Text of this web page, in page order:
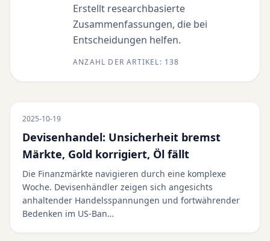
Erstellt researchbasierte
Zusammenfassungen, die bei
Entscheidungen helfen.
ANZAHL DER ARTIKEL: 138
2025-10-19
Devisenhandel: Unsicherheit bremst
Märkte, Gold korrigiert, Öl fällt
Die Finanzmärkte navigieren durch eine komplexe
Woche. Devisenhändler zeigen sich angesichts
anhaltender Handelsspannungen und fortwährender
Bedenken im US-Ban…